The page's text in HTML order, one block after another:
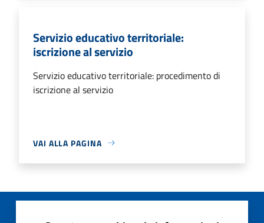
Servizio educativo territoriale:
iscrizione al servizio
Servizio educativo territoriale: procedimento di
iscrizione al servizio
VAI ALLA PAGINA